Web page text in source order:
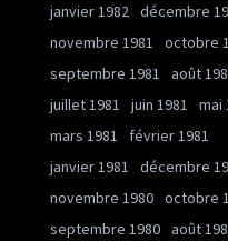
janvier 1982 décembre
novembre 1981
octobre
septembre 1981
août
juillet 1981
juin 1981
mai
mars 1981
février 1981
janvier 1981
décembre
novembre 1980 octobre
septembre 1980 août